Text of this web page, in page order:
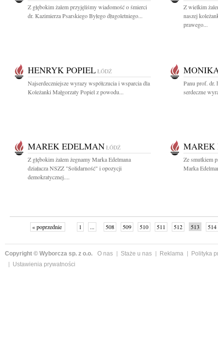
Z głębokim żalem przyjęliśmy wiadomość o śmierci
dr. Kazimierza Psarskiego Byłego długoletniego...
Z wielkim
naszej
prawego...
HENRYK POPIEL ŁÓDŹ
Najserdeczniejsze wyrazy współczucia i wsparcia dla
Koleżanki Małgorzaty Popiel z powodu...
Panu prof. dr.
serdeczne
MAREK EDELMAN ŁÓDŹ
Z głębokim żalem żegnamy Marka Edelmana
działacza NSZZ "Solidarność" i opozycji
demokratycznej....
MAREK
Ze smutkiem
Marka
« poprzednie 1 ... 508 509 510 511 512 513 514
Copyright © Wyborcza sp. z o.o. O nas Staże u nas Reklama
Polityka
Ustawienia prywatności